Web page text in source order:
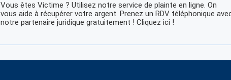
Vous êtes Victime ? Utilisez notre service de plainte en ligne. On
vous aide à récupérer votre argent. Prenez un RDV téléphonique
notre partenaire juridique gratuitement ! Cliquez ici !